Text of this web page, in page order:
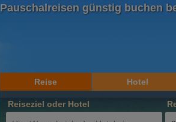
Pauschalreisen günstig buchen
Reise Hotel
Reiseziel oder Hotel